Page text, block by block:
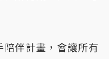
伴計畫，會讓所有